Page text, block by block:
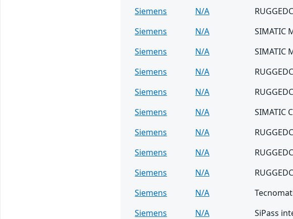
Siemens
N/A
Siemens
N/A
SIMATIC
Siemens
N/A
SIMATIC
Siemens
N/A
Siemens
N/A
Siemens
N/A
SIMATIC
Siemens
N/A
Siemens
N/A
Siemens
N/A
Siemens
N/A
Siemens
N/A
SiPass